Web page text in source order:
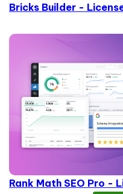
Bricks Builder -
Rank Math SEO Pro -